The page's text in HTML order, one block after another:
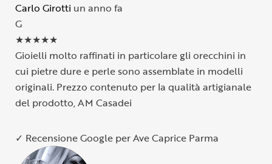
Carlo Girotti un anno fa
G
★★★★★
Gioielli molto raffinati in particolare gli orecchini in
cui pietre dure e perle sono assemblate in modelli
originali. Prezzo contenuto per la qualità artigianale
del prodotto, AM Casadei
✓ Recensione Google per Ave Caprice Parma